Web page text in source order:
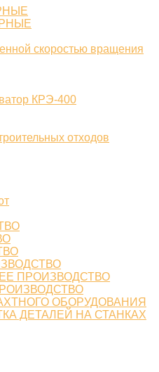
скоростью вращения
КРЭ-400
отходов
ПРОИЗВОДСТВО
ОБОРУДОВАНИЯ
ДЕТАЛЕЙ НА СТАНКАХ